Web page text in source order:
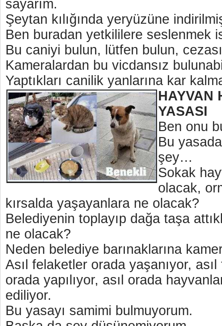
sayarım.
Şeytan kılığında yeryüzüne
Ben buradan yetkililere seslenmek
Bu caniyi bulun, lütfen bulun,
Kameralardan bu vicdansız
Yaptıkları canilik yanlarına kar
HAYVAN
YASASI
Ben onu
Bu
şey…
Sokak
olacak,
kırsalda yaşayanlara ne olacak?
Belediyenin toplayıp dağa taşa
ne olacak?
Neden belediye barınaklarına
Asıl felaketler orada yaşanıyor,
orada yapılıyor, asıl orada
ediliyor.
Bu yasayı samimi bulmuyorum.